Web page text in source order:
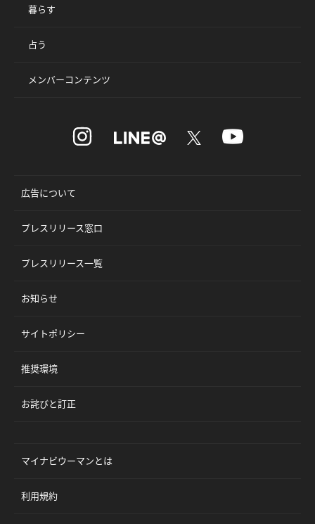
暮らす
占う
メンバーコンテンツ
広告について
プレスリリース窓口
プレスリリース一覧
お知らせ
サイトポリシー
推奨環境
お詫びと訂正
マイナビウーマンとは
利用規約